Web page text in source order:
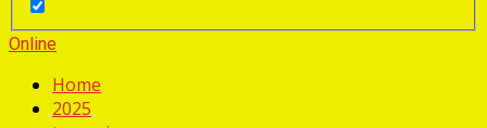
Online
Home
2025